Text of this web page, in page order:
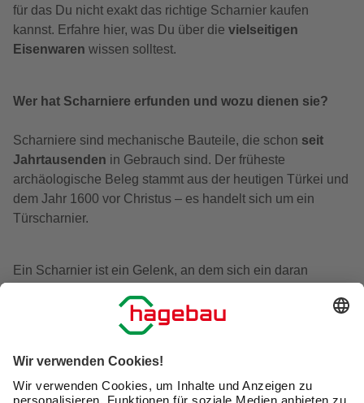
für das Du nicht exakt das richtige Scharnier kaufen
kannst. Erfahre hier, was Du über die vielseitigen
Eisenwaren wissen solltest.
Wer hat Scharniere erfunden und wozu dienen sie?
Scharniere sind mechanische Bauteile, die schon seit
Jahrtausenden in Gebrauch sind. Der früheste
archäologische Beleg stammt aus der heutigen Türkei und
dem Jahr 1600 vor Christus – es handelt sich um ein
Türscharnier.
Ein Scharnier ist ein Gelenk, an dem sich ein daran
Seine einfache Ausführung als „Eingelenkscharnier“
ist
die übliche Variante im Bau- und Handwerksbereich.
etwa beiGetriebenim Einsatz.